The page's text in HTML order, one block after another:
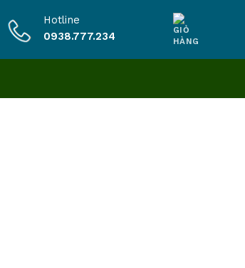
Hotline
0938.777.234